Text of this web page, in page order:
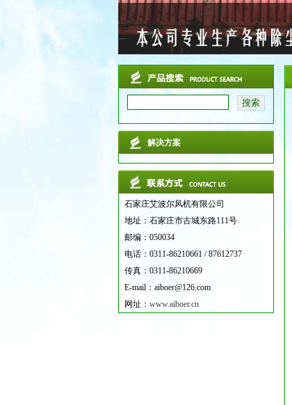
解决方案
石家庄艾波尔风机有限公司
地址：石家庄市古城东路111号
邮编：050034
电话：0311-86210661 / 87612737
传真：0311-86210669
E-mail：aiboer@126.com
网址： www.aiboer.cn